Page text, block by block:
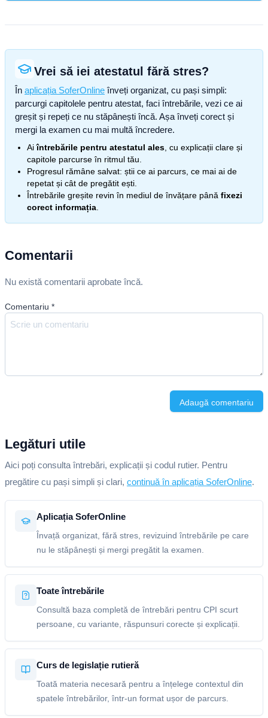
Vrei să iei atestatul fără stres?
În aplicația SoferOnline înveți organizat, cu pași simpli:
parcurgi capitolele pentru atestat, faci întrebările, vezi ce ai
greșit și repeți ce nu stăpânești încă. Așa înveți corect și
mergi la examen cu mai multă încredere.
Aiîntrebările pentru atestatul ales , cu explicații clare și
capitole parcurse în ritmul tău.
Progresul rămâne salvat: știi ce ai parcurs, ce mai ai de
repetat și cât de pregătit ești.
Întrebările greșite revin în mediul de învățare până fixezi
corect informația
Comentarii
Nu există comentarii aprobate încă.
Comentariu *
Adaugă comentariu
Legături utile
Aici poți consulta întrebări, explicații și codul rutier. Pentru
pregătire cu pași simpli și clari, continuă în aplicația SoferOnline.
Aplicația SoferOnline
Învață organizat, fără stres, revizuind întrebările pe care
nu le stăpânești și mergi pregătit la examen.
Toate întrebările
Consultă baza completă de întrebări pentru CPI scurt
persoane, cu variante, răspunsuri corecte și explicații.
Curs de legislație rutieră
Toată materia necesară pentru a înțelege contextul din
spatele întrebărilor, într-un format ușor de parcurs.